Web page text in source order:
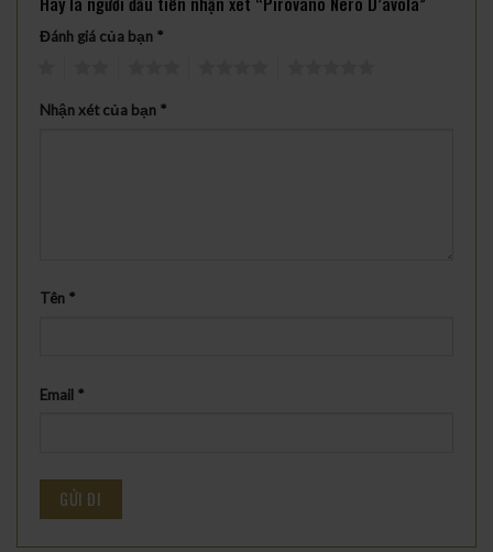
Đánh giá của bạn *
Nhận xét của bạn *
Tên *
Email *